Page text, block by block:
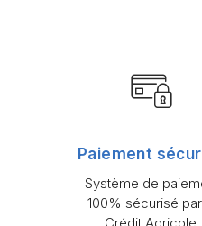
Paiement
Système de
100% sécurisé